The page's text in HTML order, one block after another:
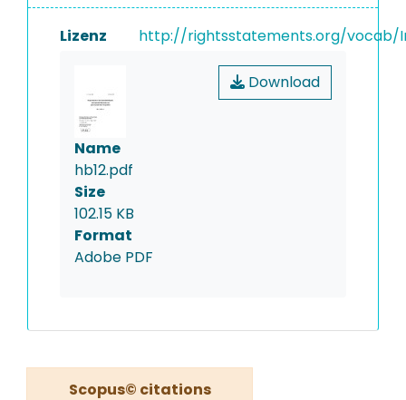
Lizenz http://rightsstatements.org/vocab/
Download
Name
hb12.pdf
Size
102.15 KB
Format
Adobe PDF
Scopus© citations